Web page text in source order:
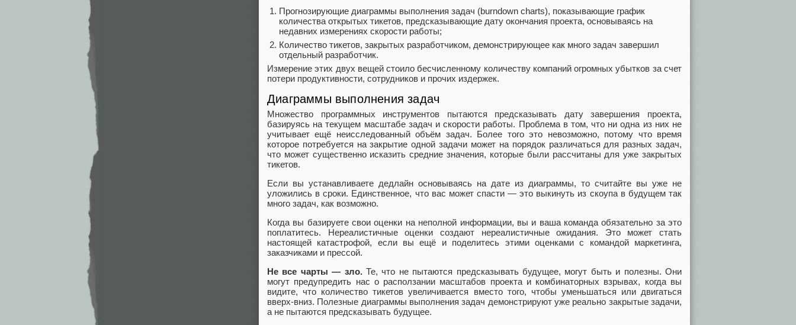
Прогнозирующие диаграммы выполнения задач (burndown charts), показывающие график
количества открытых тикетов, предсказывающие дату окончания проекта, основываясь на
недавних измерениях скорости работы;
Количество тикетов, закрытых разработчиком, демонстрирующее как много задач завершил
отдельный разработчик.
Измерение этих двух вещей стоило бесчисленному количеству компаний огромных убытков за счет
потери продуктивности, сотрудников и прочих издержек.
Диаграммы выполнения задач
Множество программных инструментов пытаются предсказывать дату завершения проекта,
базируясь на текущем масштабе задач и скорости работы. Проблема в том, что ни одна из них не
учитывает ещё неисследованный объём задач. Более того это невозможно, потому что время
которое потребуется на закрытие одной задачи может на порядок различаться для разных задач,
что может существенно исказить средние значения, которые были рассчитаны для уже закрытых
тикетов.
Если вы устанавливаете дедлайн основываясь на дате из диаграммы, то считайте вы уже не
уложились в сроки. Единственное, что вас может спасти — это выкинуть из скоупа в будущем так
много задач, как возможно.
Когда вы базируете свои оценки на неполной информации, вы и ваша команда обязательно за это
поплатитесь. Нереалистичные оценки создают нереалистичные ожидания. Это может стать
настоящей катастрофой, если вы ещё и поделитесь этими оценками с командой маркетинга,
заказчиками и прессой.
Не все чарты — зло. Те, что не пытаются предсказывать будущее, могут быть и полезны. Они
могут предупредить нас о расползании масштабов проекта и комбинаторных взрывах, когда вы
видите, что количество тикетов увеличивается вместо того, чтобы уменьшаться или двигаться
вверх-вниз. Полезные диаграммы выполнения задач демонстрируют уже реально закрытые задачи,
а не пытаются предсказывать будущее.